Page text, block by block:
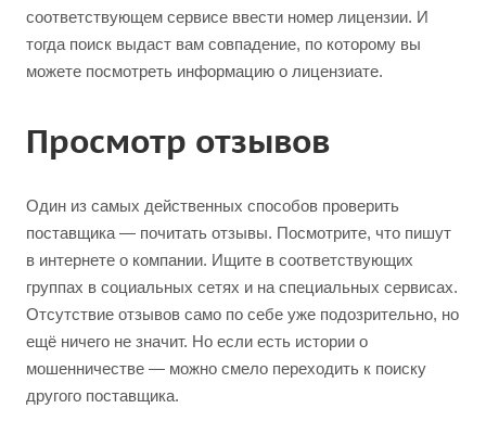
соответствующем сервисе ввести номер лицензии. И
тогда поиск выдаст вам совпадение, по которому вы
можете посмотреть информацию о лицензиате.
Просмотр отзывов
Один из самых действенных способов проверить
поставщика — почитать отзывы. Посмотрите, что пишут
в интернете о компании. Ищите в соответствующих
группах в социальных сетях и на специальных сервисах.
Отсутствие отзывов само по себе уже подозрительно, но
ещё ничего не значит. Но если есть истории о
мошенничестве — можно смело переходить к поиску
другого поставщика.